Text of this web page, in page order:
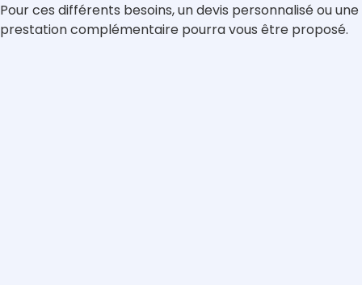
Pour ces différents besoins, un devis personnalisé ou une
prestation complémentaire pourra vous être proposé.